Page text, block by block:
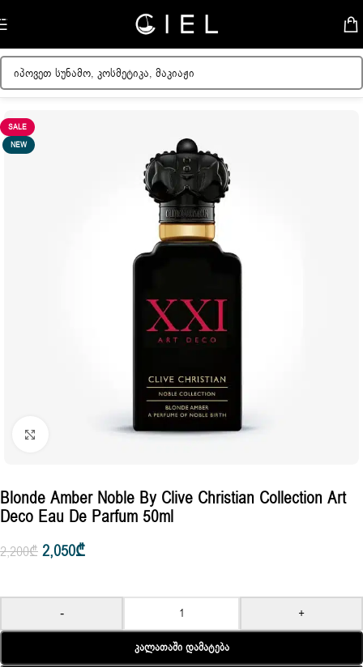
Skip to navigation
მთავარი/უნისექსი სუნამო
SALE
NEW
Click to enlarge
Blonde Amber Noble By Clive Christian Collection Art
Deco Eau De Parfum 50ml
2,200₾ 2,050₾
- +
Კალათაში Დამატება